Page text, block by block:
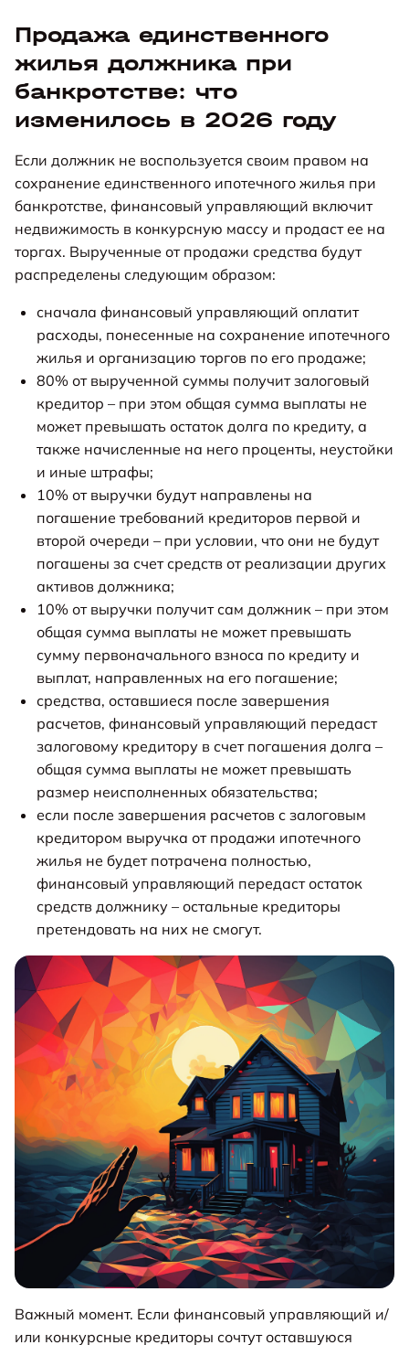
Продажа единственного
жилья должника при
банкротстве: что
изменилось в 2026 году
Если должник не воспользуется своим правом на
сохранение единственного ипотечного жилья при
банкротстве, финансовый управляющий включит
недвижимость в конкурсную массу и продаст ее на
торгах. Вырученные от продажи средства будут
распределены следующим образом:
сначала финансовый управляющий оплатит
расходы, понесенные на сохранение ипотечного
жилья и организацию торгов по его продаже;
80% от вырученной суммы получит залоговый
кредитор – при этом общая сумма выплаты не
может превышать остаток долга по кредиту, а
также начисленные на него проценты, неустойки
и иные штрафы;
10% от выручки будут направлены на
погашение требований кредиторов первой и
второй очереди – при условии, что они не будут
погашены за счет средств от реализации других
активов должника;
10% от выручки получит сам должник – при этом
общая сумма выплаты не может превышать
сумму первоначального взноса по кредиту и
выплат, направленных на его погашение;
средства, оставшиеся после завершения
расчетов, финансовый управляющий передаст
залоговому кредитору в счет погашения долга –
общая сумма выплаты не может превышать
размер неисполненных обязательства;
если после завершения расчетов с залоговым
кредитором выручка от продажи ипотечного
жилья не будет потрачена полностью,
финансовый управляющий передаст остаток
средств должнику – остальные кредиторы
претендовать на них не смогут.
Важный момент. Если финансовый управляющий и/
или конкурсные кредиторы сочтут оставшуюся